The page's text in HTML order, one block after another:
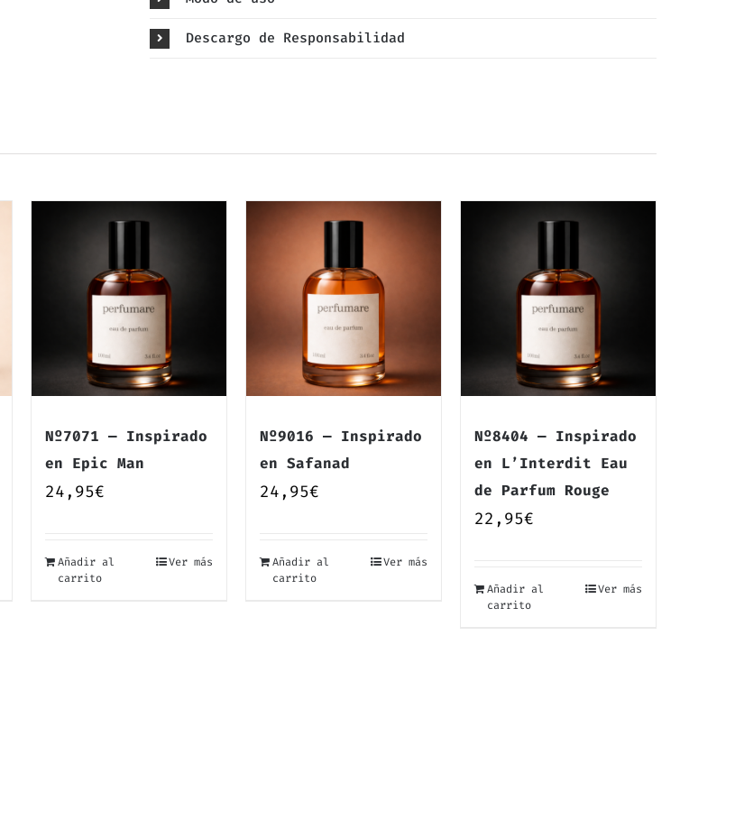
Descargo de Responsabilidad
Nº7071 — Inspirado
en Epic Man
24,95€
Añadir al
carrito
Ver más
Nº9016 — Inspirado
en Safanad
24,95€
Añadir al
carrito
Ver más
Nº8404 — Inspirado
en L’Interdit Eau
de Parfum Rouge
22,95€
Añadir al
carrito
Ver más